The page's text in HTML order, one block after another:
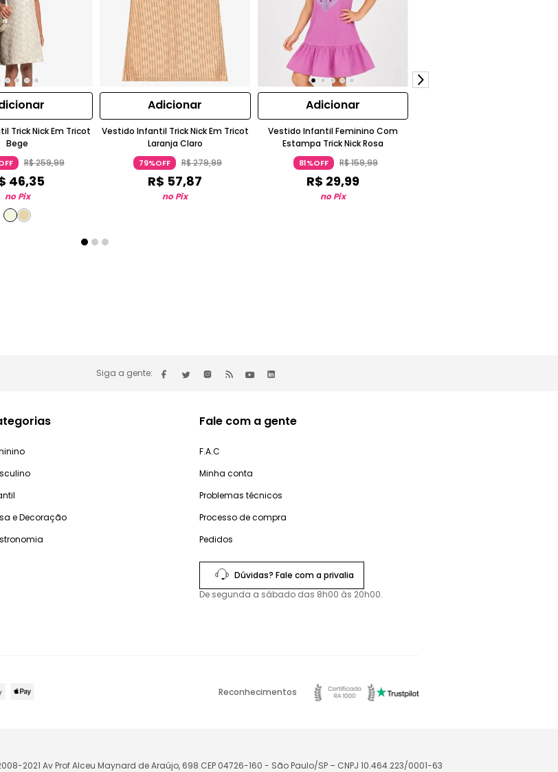
Trick Nick Em Tricot
Bege
R$259,99
46,35
no Pix
Adicionar
Vestido Infantil Trick Nick Em Tricot
Laranja Claro
79%OFF R$279,99
R$ 57,87
no Pix
Adicionar
Vestido Infantil Feminino Com
Estampa Trick Nick Rosa
81%OFF R$159,99
R$ 29,99
no Pix
Siga a gente:
e Decoração
Fale com a gente
F.A.C
Minha conta
Problemas técnicos
Processo de compra
Pedidos
Dúvidas? Fale com a privalia
De segunda a sábado das 8h00 às 20h00.
Reconhecimentos
2021 Av Prof Alceu Maynard de Araújo, 698 CEP 04726-160 - São Paulo/SP – CNPJ 10.464.223/0001-63